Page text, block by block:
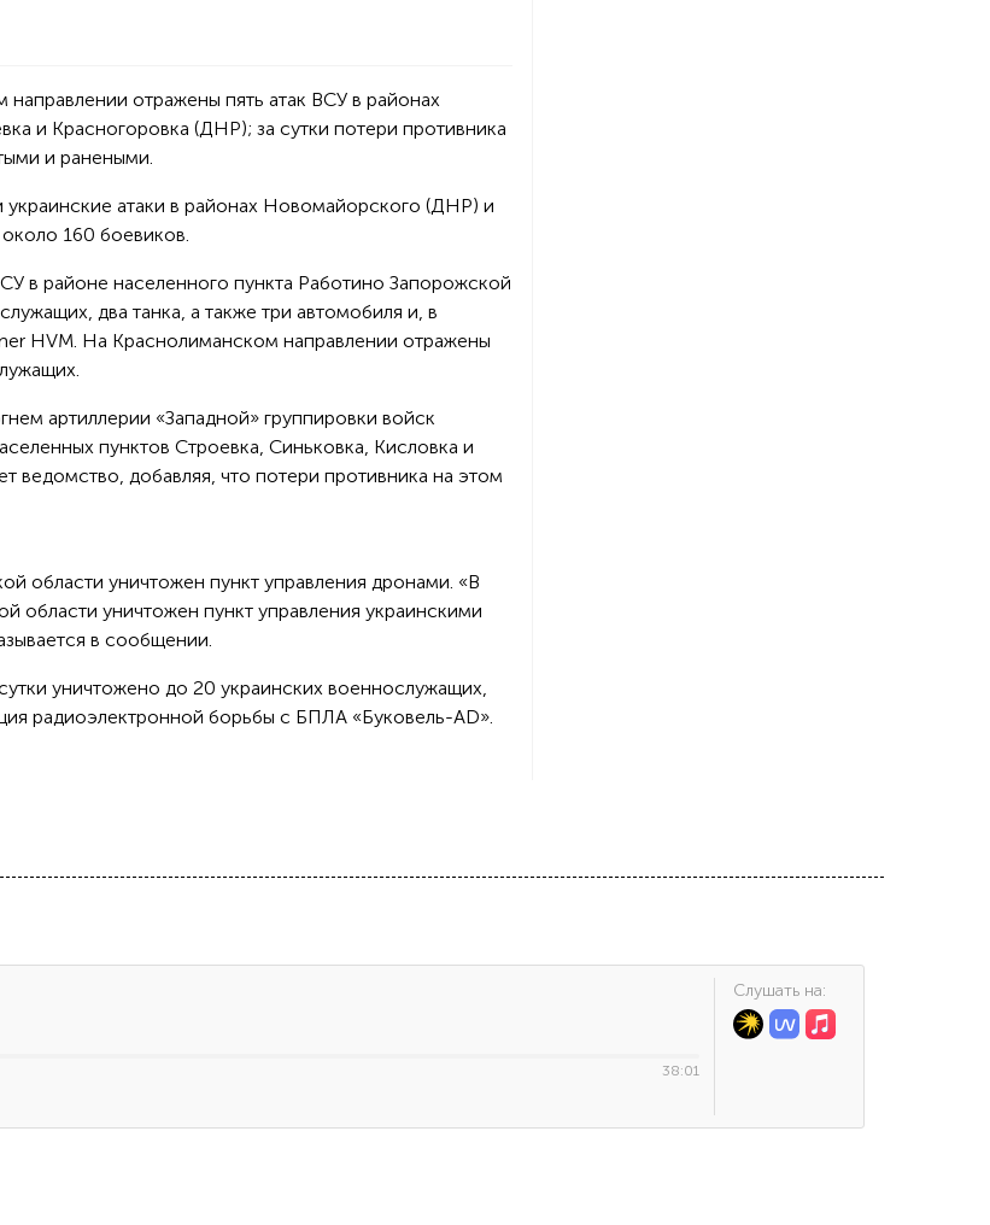
отражены пять атак ВСУ в районах
и Красногоровка (ДНР); за сутки потери противника
и ранеными.
атаки в районах Новомайорского (ДНР) и
160 боевиков.
в районе населенного пункта Работино Запорожской
два танка, а также три автомобиля и, в
HVM. На Краснолиманском направлении отражены
артиллерии «Западной» группировки войск
пунктов Строевка, Синьковка, Кисловка и
добавляя, что потери противника на этом
области уничтожен пункт управления дронами. «В
области уничтожен пункт управления украинскими
в сообщении.
уничтожено до 20 украинских военнослужащих,
радиоэлектронной борьбы с БПЛА «Буковель-AD».
38:01
Cлушать на: